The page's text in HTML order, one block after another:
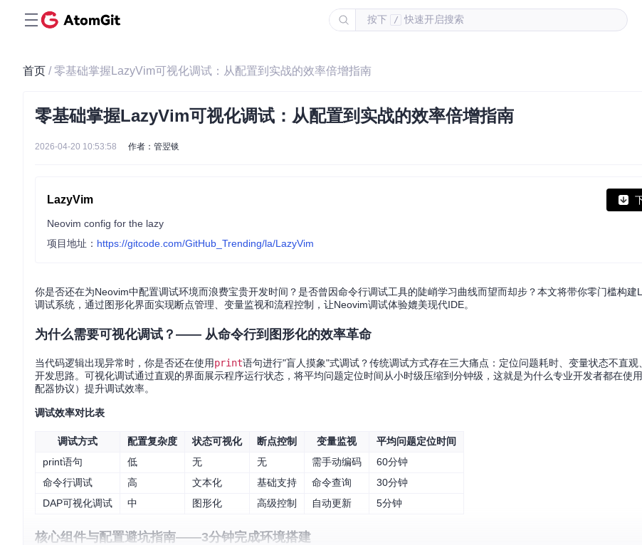
按下 / 快速开启搜索
首页 / 零基础掌握LazyVim可视化调试：从配置到实战的效率倍增指南
零基础掌握LazyVim可视化调试：从配置到实战的效率倍增指南
2026-04-20 10:53:58 作者：管翌锬
LazyVim
Neovim config for the lazy
项目地址： https://gitcode.com/GitHub_Trending/la/LazyVim
你是否还在为Neovim中配置调试环境而浪费宝贵开发时间？是否曾因命令行调试工具的陡峭学习曲线而望而却步？本文将带你零门槛构建
调试系统，通过图形化界面实现断点管理、变量监视和流程控制，让Neovim调试体验媲美现代IDE。
为什么需要可视化调试？—— 从命令行到图形化的效率革命
当代码逻辑出现异常时，你是否还在使用print语句进行"盲人摸象"式调试？传统调试方式存在三大痛点：定位问题耗时、变量状态不直观
开发思路。可视化调试通过直观的界面展示程序运行状态，将平均问题定位时间从小时级压缩到分钟级，这就是为什么专业开发者都在使
配器协议）提升调试效率。
调试效率对比表
调试方式 配置复杂度 状态可视化 断点控制 变量监视
平均问题定位时间
print语句
低 无 无 需手动编码
60分钟
命令行调试
高 文本化 基础支持 命令查询
30分钟
DAP可视化调试
中 图形化 高级控制 自动更新 5分钟
核心组件与配置避坑指南——3分钟完成环境搭建